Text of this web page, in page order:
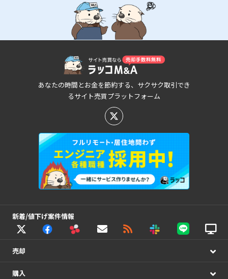
あなたの時間とお金を節約する、サクサク取引でき
るサイト売買プラットフォーム
新着/値下げ案件情報
売却
購入